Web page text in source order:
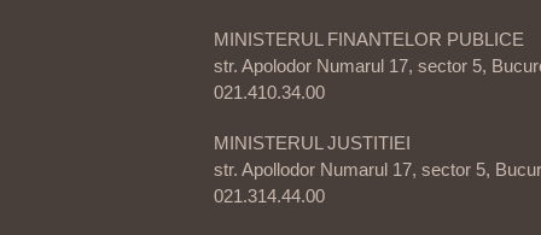
MINISTERUL FINANTELOR PUBLICE
str. Apolodor Numarul 17, sector 5,
021.410.34.00
MINISTERUL JUSTITIEI
str. Apollodor Numarul 17, sector 5,
021.314.44.00